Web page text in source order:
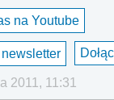
na Youtube
2011, 11:31